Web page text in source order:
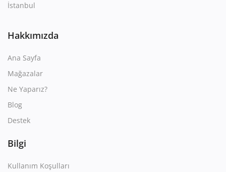
İstanbul
Hakkımızda
Ana Sayfa
Mağazalar
Ne Yaparız?
Blog
Destek
Bilgi
Kullanım Koşulları